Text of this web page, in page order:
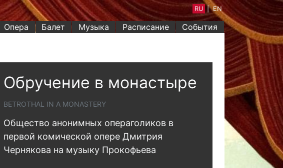
Опера Балет Музыка Расписание События
RU | EN
Обручение в монастыре
BETROTHAL IN A MONASTERY
Общество анонимных операголиков в
первой комической опере Дмитрия
Чернякова на музыку Прокофьева